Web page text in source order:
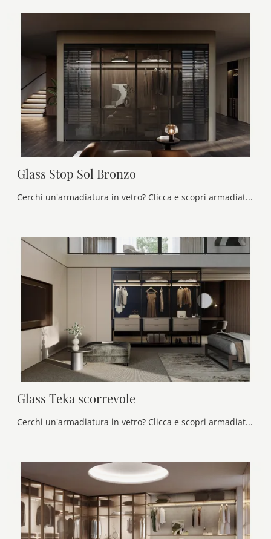
Glass Stop Sol Bronzo
Cerchi un'armadiatura in vetro? Clicca e scopri armadiature su misura con ante scorrevoli di Olivieri.
Glass Teka scorrevole
Cerchi un'armadiatura in vetro? Clicca e scopri armadiature componibili con ante scorrevoli di Olivieri.